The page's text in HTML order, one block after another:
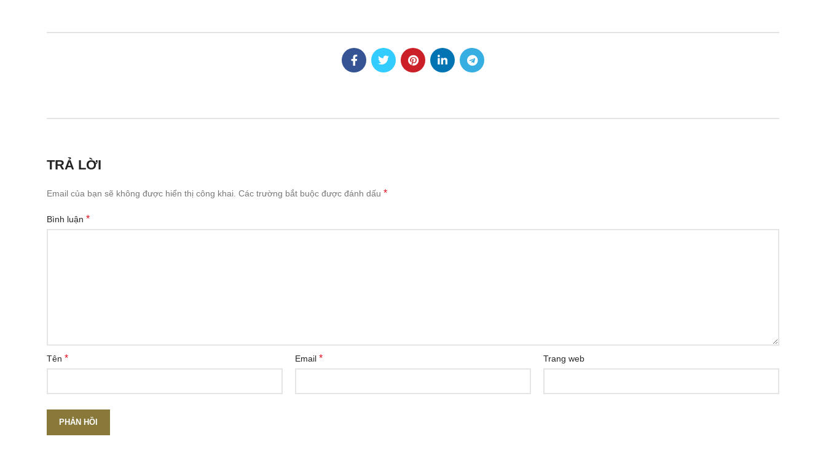
TRẢ LỜI
Email của bạn sẽ không được hiển thị công khai. Các trường bắt buộc được đánh dấu *
Bình luận *
Tên * Email * Trang web